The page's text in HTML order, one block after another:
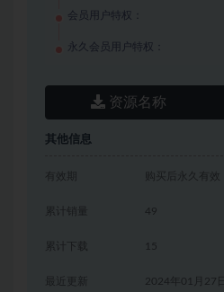
会员用户特权：
永久会员用户特权：
资源名称
其他信息
有效期 购买后永久有效
累计销量 49
累计下载 15
2024年01月27日